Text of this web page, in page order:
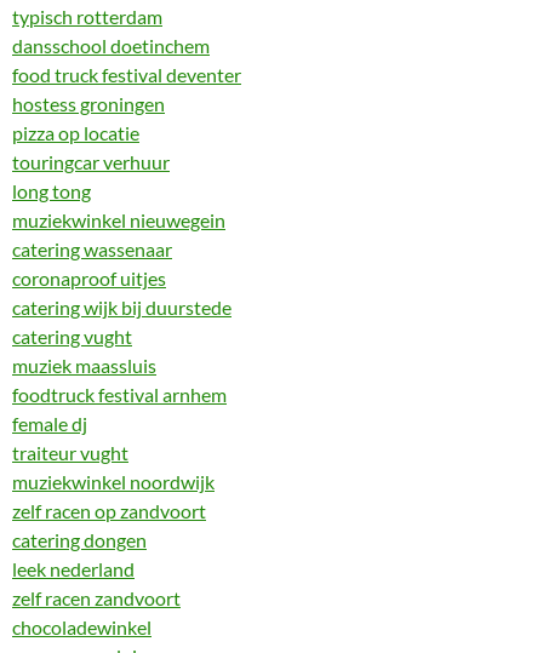
typisch rotterdam
dansschool doetinchem
food truck festival deventer
hostess groningen
pizza op locatie
touringcar verhuur
long tong
muziekwinkel nieuwegein
catering wassenaar
coronaproof uitjes
catering wijk bij duurstede
catering vught
muziek maassluis
foodtruck festival arnhem
female dj
traiteur vught
muziekwinkel noordwijk
zelf racen op zandvoort
catering dongen
leek nederland
zelf racen zandvoort
chocoladewinkel